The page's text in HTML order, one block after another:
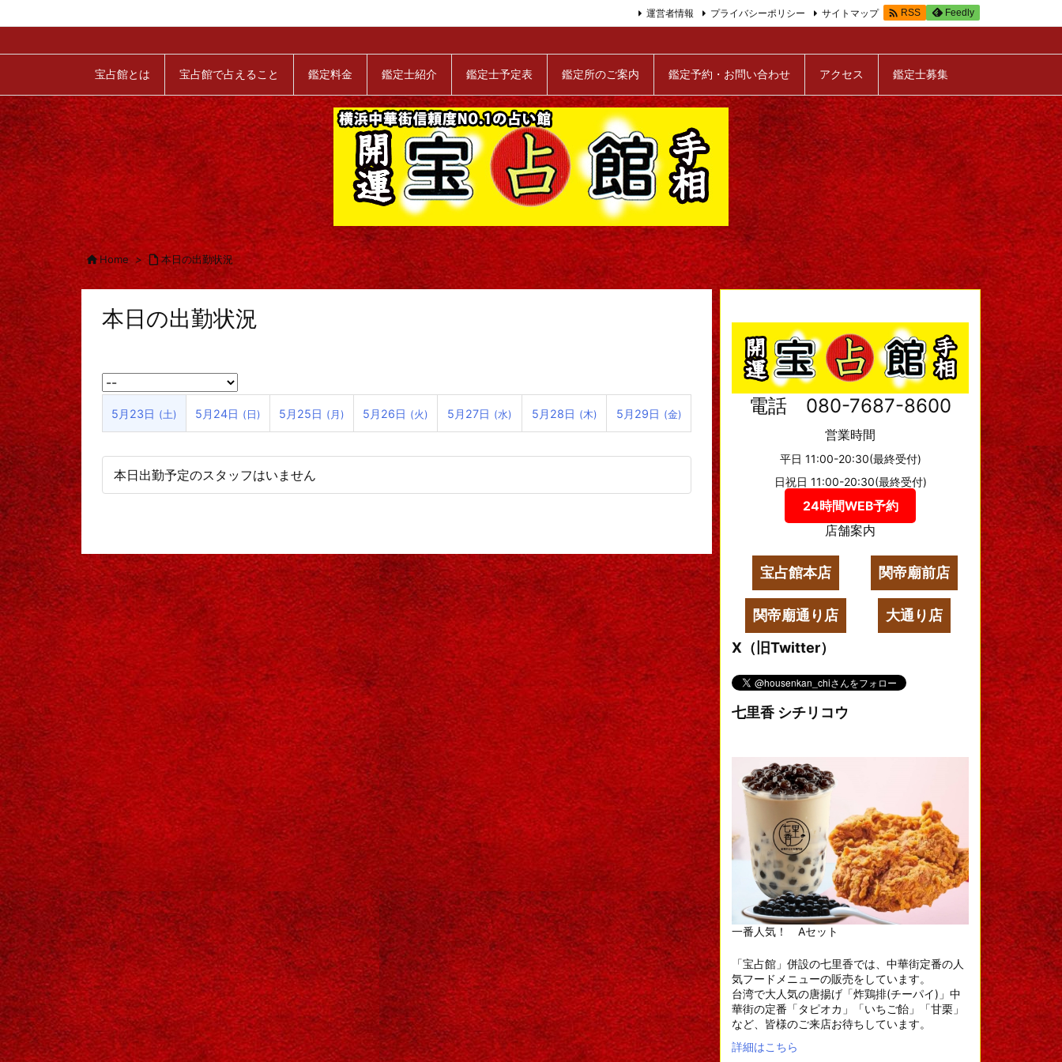
宝占館とは 宝占館で占えること 鑑定料金 鑑定士紹介 鑑定士予定表 鑑定所のご案内 鑑定予約・お問い合わせ アクセス 鑑定士募集
運営者情報 プライバシーポリシー サイトマップ  RSS Feedly
Home >  本日の出勤状況
本日の出勤状況
5月23日 (土) 5月24日 (日) 5月25日 (月) 5月26日 (火) 5月27日 (水) 5月28日 (木) 5月29日 (金)
本日出勤予定のスタッフはいません
電話 080-7687-8600
営業時間
平日 11:00-20:30(最終受付)
日祝日 11:00-20:30(最終受付)
24時間WEB予約
店舗案内
宝占館本店 関帝廟前店
関帝廟通り店
大通り店
X（旧Twitter）
七里香 シチリコウ
一番人気！ Aセット
「宝占館」併設の七里香では、中華街定番の人
気フードメニューの販売をしています。
台湾で大人気の唐揚げ「炸鶏排(チーパイ)」中
華街の定番「タピオカ」「いちご飴」「甘栗」
など、皆様のご来店お待ちしています。
詳細はこちら